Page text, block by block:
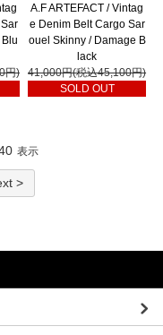
円)
A.F ARTEFACT / Vintag
e Denim Belt Cargo Sar
ouel Skinny / Damage B
lack
41,000円(税込45,100円)
SOLD OUT
表示
>